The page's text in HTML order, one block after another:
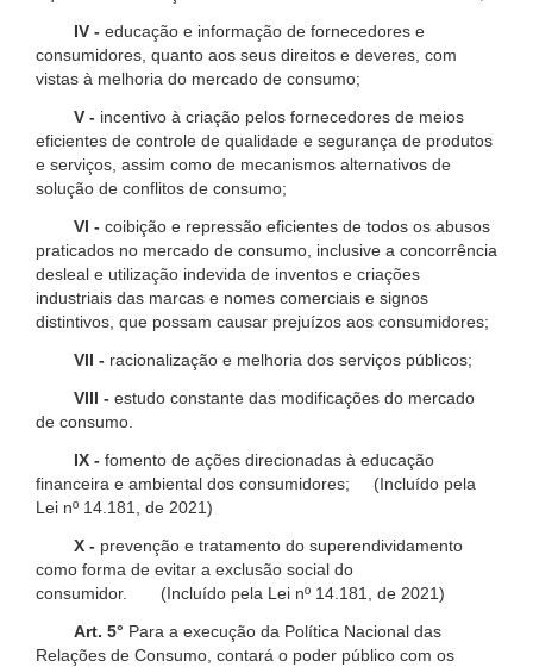
IV - educação e informação de fornecedores e
consumidores, quanto aos seus direitos e deveres, com
vistas à melhoria do mercado de consumo;
V - incentivo à criação pelos fornecedores de meios
eficientes de controle de qualidade e segurança de produtos
e serviços, assim como de mecanismos alternativos de
solução de conflitos de consumo;
VI - coibição e repressão eficientes de todos os abusos
praticados no mercado de consumo, inclusive a concorrência
desleal e utilização indevida de inventos e criações
industriais das marcas e nomes comerciais e signos
distintivos, que possam causar prejuízos aos consumidores;
VII - racionalização e melhoria dos serviços públicos;
VIII - estudo constante das modificações do mercado
de consumo.
IX - fomento de ações direcionadas à educação
financeira e ambiental dos consumidores; (Incluído pela
Lei nº 14.181, de 2021)
X - prevenção e tratamento do superendividamento
como forma de evitar a exclusão social do
consumidor. (Incluído pela Lei nº 14.181, de 2021)
Art. 5° Para a execução da Política Nacional das
Relações de Consumo, contará o poder público com os